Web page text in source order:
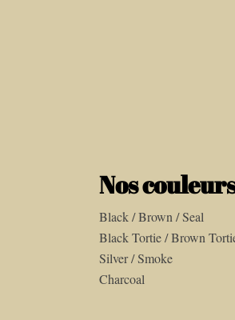
Nos
Black / Brown / Seal
Black Tortie / Brown
Silver / Smoke
Charcoal